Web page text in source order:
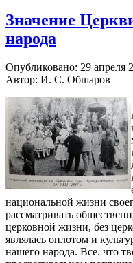
Значение
народа
Опубликовано: 29 апреля
Автор: И. С. Обшаров
национальной жизни
рассматривать
церковной жизни, без
являлась оплотом и
нашего народа. Все. что